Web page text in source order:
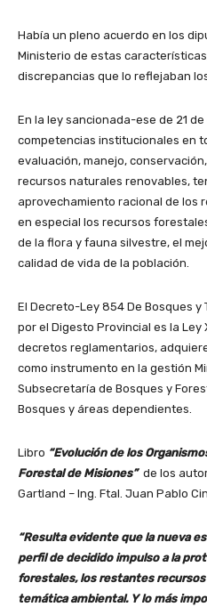
Había un pleno acuerdo en los
Ministerio de estas
discrepancias que lo reflejaban
En la ley sancionada-ese de 21
competencias institucionales en
evaluación, manejo,
recursos naturales renovables,
aprovechamiento racional de los
en especial los recursos
de la flora y fauna silvestre, el
calidad de vida de la población.
El Decreto-Ley 854 De Bosques
por el Digesto Provincial es la Ley
decretos reglamentarios,
como instrumento en la gestión
Subsecretaría de Bosques y
Bosques y áreas dependientes.
Libro “Evolución de los
Forestal de Misiones”de los
Gartland – Ing. Ftal. Juan Pablo
“Resulta evidente que la nueva
perfil de decidido impulso a la
forestales, los restantes
temática ambiental. Y lo más